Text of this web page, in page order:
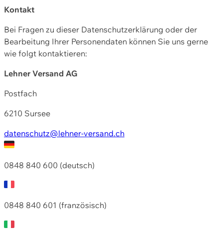
Kontakt
Bei Fragen zu dieser Datenschutzerklärung oder der
Bearbeitung Ihrer Personendaten können Sie uns gerne
wie folgt kontaktieren:
Lehner Versand AG
Postfach
6210 Sursee
datenschutz@lehner-versand.ch
0848 840 600 (deutsch)
0848 840 601 (französisch)